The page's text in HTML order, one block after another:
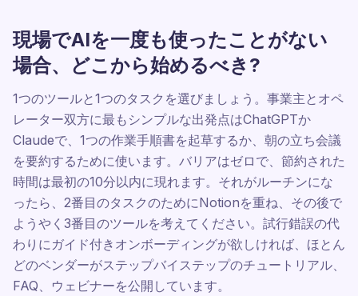
現場でAIを一度も使ったことがない
場合、どこから始めるべき?
1つのツールと1つのタスクを選びましょう。事業主とオペ
レーター双方に最もシンプルな出発点はChatGPTか
Claudeで、1つの作業手順書を起草するか、朝の立ち会議
を要約するために使います。バリアはゼロで、節約された
時間は最初の10分以内に現れます。それがルーチンにな
ったら、2番目のタスクのためにNotionを重ね、その後で
ようやく3番目のツールを考えてください。試行錯誤の代
わりにガイド付きオンボーディングが欲しければ、ほとん
どのベンダーがステップバイステップのチュートリアル、
FAQ、ウェビナーを公開しています。